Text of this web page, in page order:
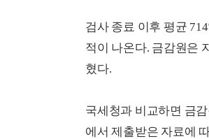
검사 종료 이후 평균 714
적이 나온다. 금감원은
혔다.
국세청과 비교하면 금
에서 제출받은 자료에